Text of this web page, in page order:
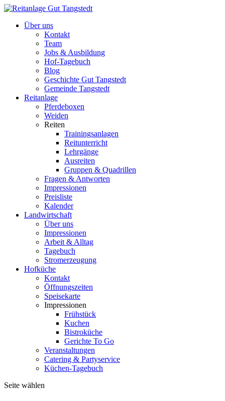
Über uns
Kontakt
Team
Jobs & Ausbildung
Hof-Tagebuch
Blog
Geschichte Gut Tangstedt
Gemeinde Tangstedt
Reitanlage
Pferdeboxen
Weiden
Reiten
Trainingsanlagen
Reitunterricht
Lehrgänge
Ausreiten
Gruppen & Quadrillen
Fragen & Antworten
Impressionen
Preisliste
Kalender
Landwirtschaft
Über uns
Impressionen
Arbeit & Alltag
Tagebuch
Stromerzeugung
Hofküche
Kontakt
Öffnungszeiten
Speisekarte
Impressionen
Frühstück
Kuchen
Bistroküche
Gerichte To Go
Veranstaltungen
Catering & Partyservice
Küchen-Tagebuch
Seite wählen